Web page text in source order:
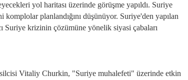
yol haritası üzerinde görüşme yapıldı. Suriye
planlandığını düşünüyor. Suriye'den yapılan
Suriye krizinin çözümüne yönelik siyasi çabaları
Vitaliy Churkin, "Suriye muhalefeti" üzerinde etkin